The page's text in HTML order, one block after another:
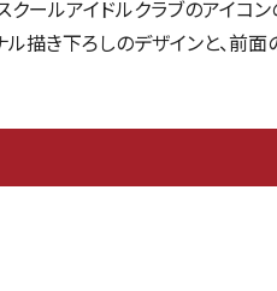
クールアイドルクラブのアイコ
描き下ろしのデザインと、前